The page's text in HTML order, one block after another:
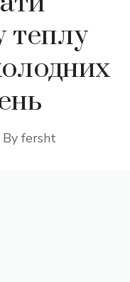
теплу
By fersht